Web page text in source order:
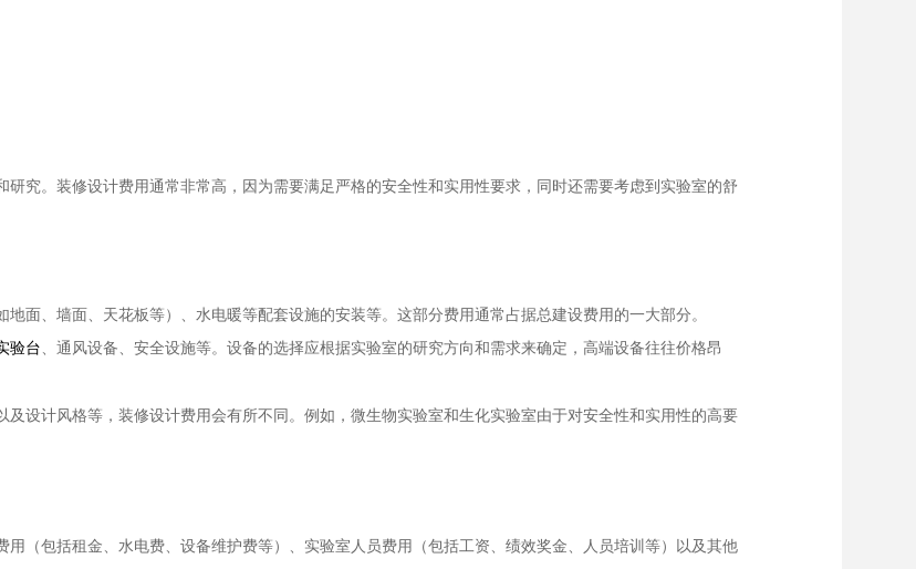
研究。装修设计费用通常非常高，因为需要满足严格的安全性和实用性要求，同时还需要考虑到实验室的舒
地面、墙面、天花板等）、水电暖等配套设施的安装等。这部分费用通常占据总建设费用的一大部分。
验台、通风设备、安全设施等。设备的选择应根据实验室的研究方向和需求来确定，高端设备往往价格昂
及设计风格等，装修设计费用会有所不同。例如，微生物实验室和生化实验室由于对安全性和实用性的高要
（包括租金、水电费、设备维护费等）、实验室人员费用（包括工资、绩效奖金、人员培训等）以及其他